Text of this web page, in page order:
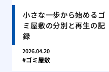
小さな一歩から始めるゴ
ミ屋敷の分別と再生の記
録
2026.04.20
ゴミ屋敷